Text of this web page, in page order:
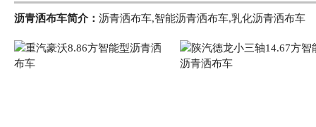
沥青洒布车简介： 沥青洒布车,智能沥青洒布车,乳化沥青洒布车